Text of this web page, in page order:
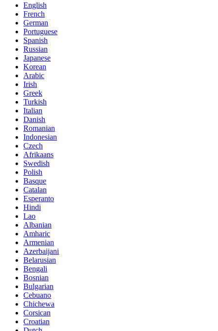
English
French
German
Portuguese
Spanish
Russian
Japanese
Korean
Arabic
Irish
Greek
Turkish
Italian
Danish
Romanian
Indonesian
Czech
Afrikaans
Swedish
Polish
Basque
Catalan
Esperanto
Hindi
Lao
Albanian
Amharic
Armenian
Azerbaijani
Belarusian
Bengali
Bosnian
Bulgarian
Cebuano
Chichewa
Corsican
Croatian